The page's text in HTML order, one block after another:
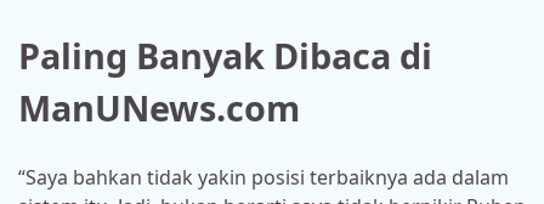
Paling Banyak Dibaca di
ManUNews.com
“Saya bahkan tidak yakin posisi terbaiknya ada dalam